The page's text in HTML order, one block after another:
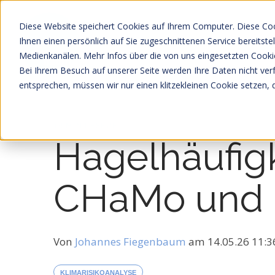
Diese Website speichert Cookies auf Ihrem Computer. Diese
Ihnen einen persönlich auf Sie zugeschnittenen Service
Medienkanälen. Mehr Infos über die von uns eingesetzten
Bei Ihrem Besuch auf unserer Seite werden Ihre Daten nicht
entsprechen, müssen wir nur einen klitzekleinen Cookie
CHaMo und
Von Johannes Fiegenbaum am 14.05.26
KLIMARISIKOANALYSE